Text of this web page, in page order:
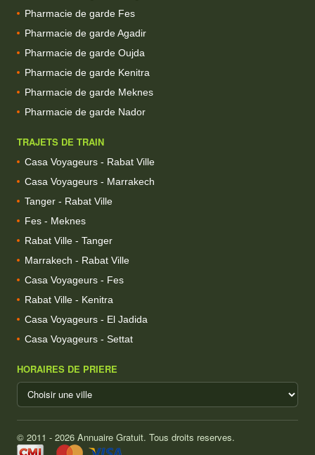
Pharmacie de garde Fes
Pharmacie de garde Agadir
Pharmacie de garde Oujda
Pharmacie de garde Kenitra
Pharmacie de garde Meknes
Pharmacie de garde Nador
TRAJETS DE TRAIN
Casa Voyageurs - Rabat Ville
Casa Voyageurs - Marrakech
Tanger - Rabat Ville
Fes - Meknes
Rabat Ville - Tanger
Marrakech - Rabat Ville
Casa Voyageurs - Fes
Rabat Ville - Kenitra
Casa Voyageurs - El Jadida
Casa Voyageurs - Settat
HORAIRES DE PRIERE
© 2011 - 2026 Annuaire Gratuit. Tous droits reserves.